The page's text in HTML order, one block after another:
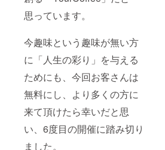
思っています。
今趣味という趣味が無い方
に「人生の彩り」を与える
ためにも、今回お客さんは
無料にし、より多くの方に
来て頂けたら幸いだと思
い、6度目の開催に踏み切り
ました。